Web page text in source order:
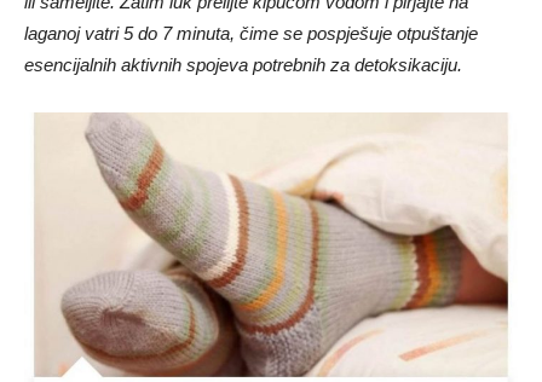
laganoj vatri 5 do 7 minuta, čime se pospješuje otpuštanje
esencijalnih aktivnih spojeva potrebnih za detoksikaciju.